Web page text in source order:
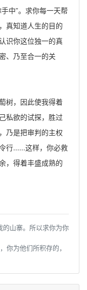
中”。求你每一天帮
真知道人生的目的
识你这位独一的真
、乃至合一的关
树，因此使我得着
私欲的试探，胜过
乃是把审判的主权
行......这样，你必救
，得着丰盛成熟的
的山寨。所以求你为你
你为他们所积存的，